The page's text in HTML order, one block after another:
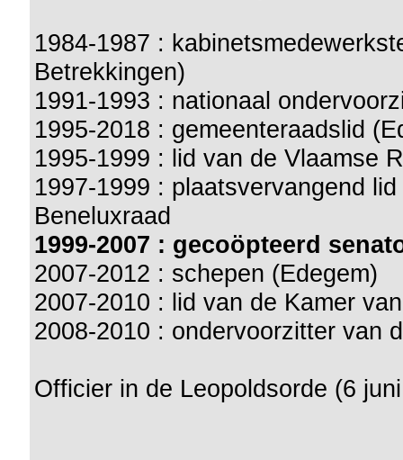
1984-1987 :
Betrekkingen)
1991-1993 : nationaal
1995-2018 : gemeenteraadslid
1995-1999 : lid van de Vlaamse
1997-1999 : plaatsvervangend
Beneluxraad
1999-2007 : gecoöpteerd
2007-2012 : schepen (Edegem)
2007-2010 : lid van de Kamer
2008-2010 : ondervoorzitter van
Officier in de Leopoldsorde (6